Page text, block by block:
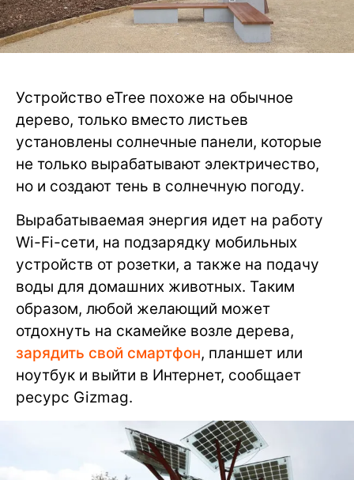
Устройство eTree похоже на обычное
дерево, только вместо листьев
установлены солнечные панели, которые
не только вырабатывают электричество,
но и создают тень в солнечную погоду.
Вырабатываемая энергия идет на работу
Wi-Fi-сети, на подзарядку мобильных
устройств от розетки, а также на подачу
воды для домашних животных. Таким
образом, любой желающий может
отдохнуть на скамейке возле дерева,
зарядить свой смартфон, планшет или
ноутбук и выйти в Интернет, сообщает
ресурс Gizmag.